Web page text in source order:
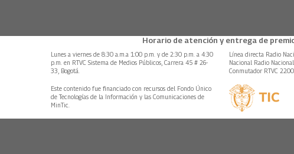
Horario de atención y entrega de
Lunes a viernes de 8:30 a.m.a 1:00 p.m. y de 2:30 p.m. a 4:30
p.m. en RTVC Sistema de Medios Públicos, Carrera 45 # 26-
33, Bogotá.
Línea directa Radio
Nacional Radio
Conmutador RTVC
Este contenido fue financiado con recursos del Fondo Único
de Tecnologías de la Información y las Comunicaciones de
MinTic.